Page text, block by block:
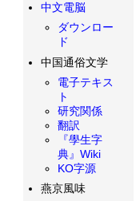
中文電脳
ダウンロー
ド
中国通俗文学
電子テキス
ト
研究関係
翻訳
『學生字
典』Wiki
KO字源
燕京風味